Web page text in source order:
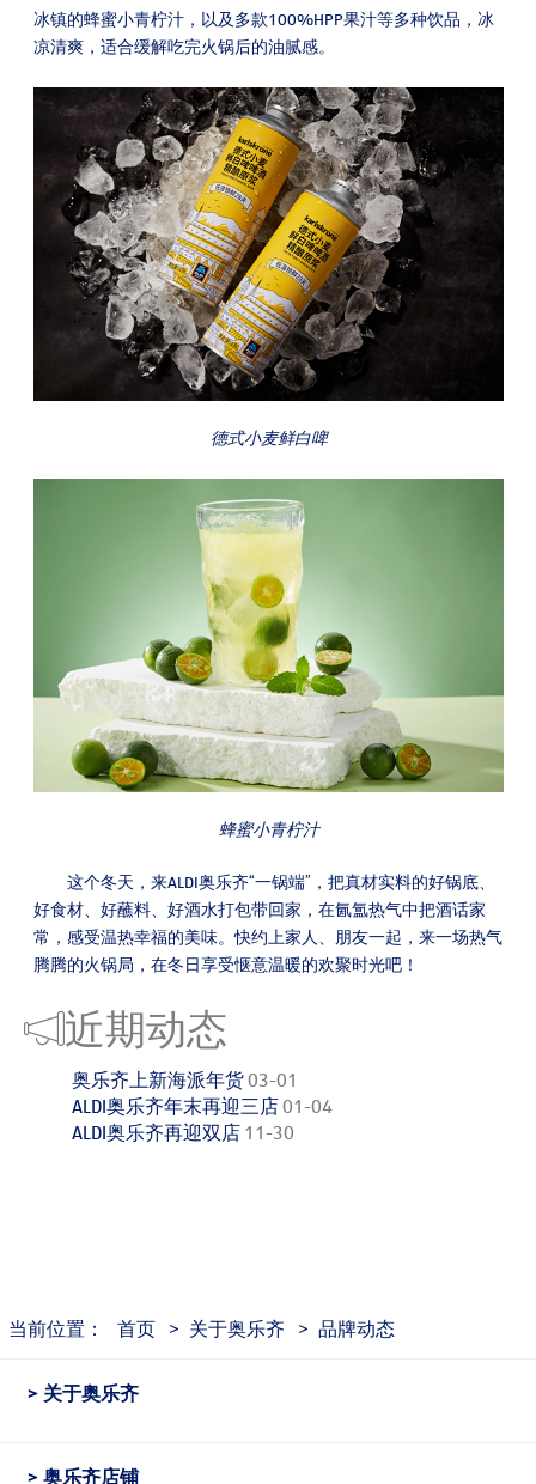
冰镇的蜂蜜小青柠汁，以及多款100%HPP果汁等多种饮品，冰
凉清爽，适合缓解吃完火锅后的油腻感。
德式小麦鲜白啤
蜂蜜小青柠汁
这个冬天，来ALDI奥乐齐“一锅端”，把真材实料的好锅底、
好食材、好蘸料、好酒水打包带回家，在氤氲热气中把酒话家
常，感受温热幸福的美味。快约上家人、朋友一起，来一场热气
腾腾的火锅局，在冬日享受惬意温暖的欢聚时光吧！
近期动态
奥乐齐上新海派年货03-01
ALDI奥乐齐年末再迎三店 01-04
ALDI奥乐齐再迎双店 11-30
当前位置： 首页 > 关于奥乐齐 > 品牌动态
关于奥乐齐
奥乐齐店铺